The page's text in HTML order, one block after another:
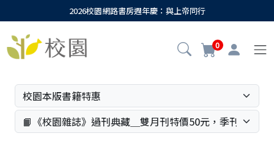
2026校園網路書房週年慶：與上帝同行
0